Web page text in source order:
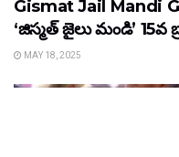
Gismat Jail Mandi
‘జిస్మత్ జైలు మండి’ 15వ
MAY 18, 2025